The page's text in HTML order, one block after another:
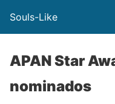
Souls-Like
APAN Star
nominados